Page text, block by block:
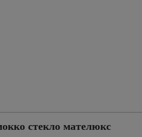
стекло мателюкс